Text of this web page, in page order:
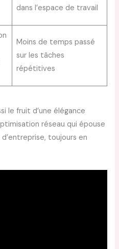
dans l’espace de travail
Moins de temps passé
sur les tâches
répétitives
le fruit d’une élégance
réseau qui épouse
toujours en